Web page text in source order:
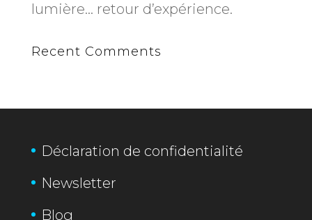
lumière… retour d’expérience.
Recent Comments
Déclaration de confidentialité
Newsletter
Blog